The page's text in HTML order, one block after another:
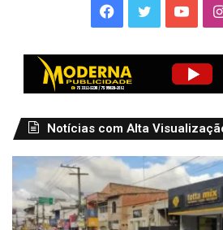
Facebook
Twitter
Notícias com Alta